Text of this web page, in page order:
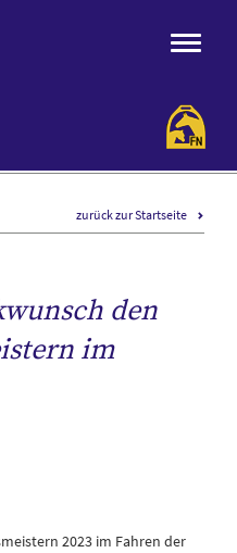
zurück zur Startseite
den
im
2023 im Fahren der